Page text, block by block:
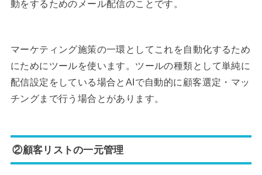
動をするためのメール配信のことです。
マーケティング施策の一環としてこれを自動化するため
にためにツールを使います。ツールの種類として単純に
配信設定をしている場合とAIで自動的に顧客選定・マッ
チングまで行う場合とがあります。
②顧客リストの一元管理